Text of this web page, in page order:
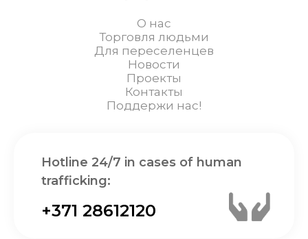
О нас
Торговля людьми
Для переселенцев
Новости
Проекты
Контакты
Поддержи нас!
Hotline 24/7 in cases of human
trafficking:
+371 28612120